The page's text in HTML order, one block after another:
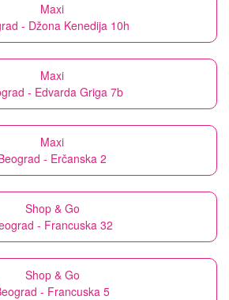
Maxi
- Džona Kenedija 10h
Maxi
- Edvarda Griga 7b
Maxi
- Erčanska 2
Shop & Go
- Francuska 32
Shop & Go
- Francuska 5